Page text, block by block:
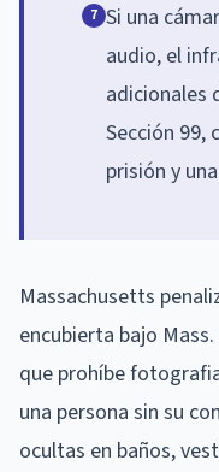
7 Si una
audio, el
adicionales
Sección 99,
prisión y
Massachusetts
encubierta bajo
que prohíbe
una persona sin su
ocultas en baños,